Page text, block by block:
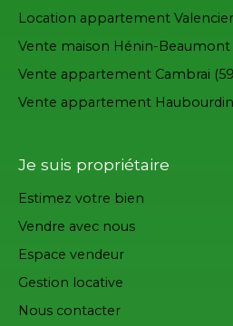
Location appartement
Vente maison Hénin-Beaumont
Vente appartement Cambrai
Vente appartement
Je suis propriétaire
Estimez votre bien
Vendre avec nous
Espace vendeur
Gestion locative
Nous contacter